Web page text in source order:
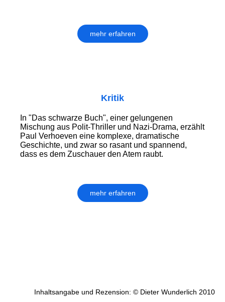
mehr erfahren
Kritik
In "Das schwarze Buch", einer gelungenen
Mischung aus Polit-Thriller und Nazi-Drama, erzählt
Paul Verhoeven eine komplexe, dramatische
Geschichte, und zwar so rasant und spannend,
dass es dem Zuschauer den Atem raubt.
mehr erfahren
Inhaltsangabe und Rezension: © Dieter Wunderlich 2010